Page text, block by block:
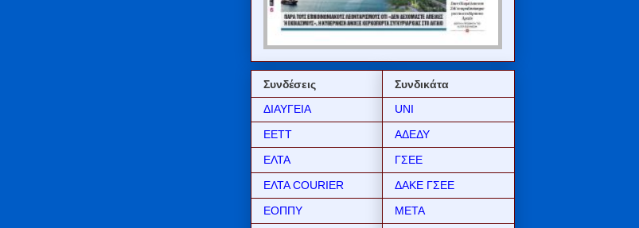
Συνδέσεις
ΔΙΑΥΓΕΙΑ
ΕΕΤΤ
ΕΛΤΑ
ΕΛΤΑ COURIER
ΕΟΠΠΥ
Συνδικάτα
UNI
ΑΔΕΔΥ
ΓΣΕΕ
ΔΑΚΕ ΓΣΕΕ
ΜΕΤΑ